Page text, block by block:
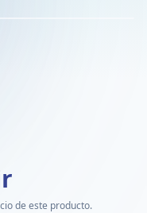
de este producto.